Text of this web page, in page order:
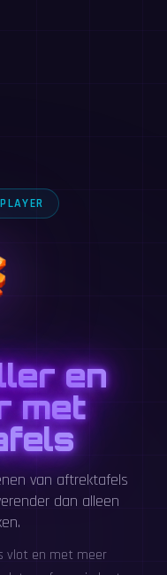
en
met
van aftrektafels
dan alleen
vlot en met meer